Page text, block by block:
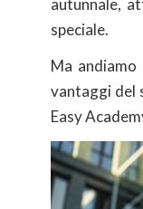
speciale.
Ma
vantaggi del
Easy